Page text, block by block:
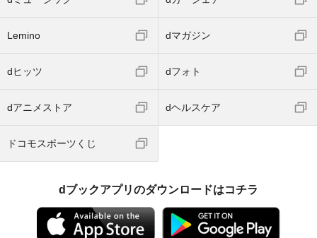
Lemino dマガジン
dヒッツ dフォト
dアニメストア dヘルスケア
ドコモスポーツくじ
dブックアプリのダウンロードはコチラ